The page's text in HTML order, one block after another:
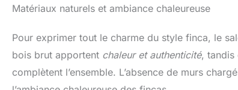
Matériaux naturels et ambiance chaleureuse
Pour exprimer tout le charme du style finca, le
bois brut apportent chaleur et authenticité, tandis
complètent l’ensemble. L’absence de murs